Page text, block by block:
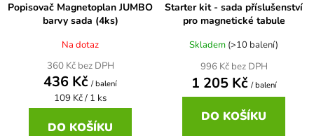
Popisovač Magnetoplan JUMBO
barvy sada (4ks)
Na dotaz
360 Kč bez DPH
436 Kč / balení
Měrná
cena:
109 Kč / 1 ks
DO KOŠÍKU
Starter kit - sada příslušenství
pro magnetické tabule
Skladem (>10 balení)
996 Kč bez DPH
1 205 Kč / balení
DO KOŠÍKU